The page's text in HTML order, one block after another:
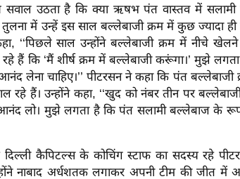
उठता है कि क्या ऋषभ पंत वास्तव में
में उन्हें इस साल बल्लेबाजी क्रम में कुछ ज्यादा ही
‘‘पिछले साल उन्होंने बल्लेबाजी क्रम में नीचे
हैं कि ‘मैं शीर्ष क्रम में बल्लेबाजी करूंगा।’ मुझे
लेना चाहिए।’’ पीटरसन ने कहा कि पंत
रहे हैं। उन्होंने कहा, ‘‘खुद को नंबर तीन पर
लो। मुझे लगता है कि पंत सलामी बल्लेबाज के
कैपिटल्स के कोचिंग स्टाफ का सदस्य रहे
नाबाद अर्धशतक लगाकर अपनी टीम की जीत में